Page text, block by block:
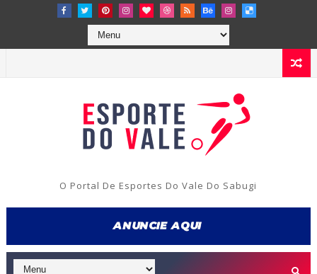
O Portal De Esportes Do Vale Do Sabugi